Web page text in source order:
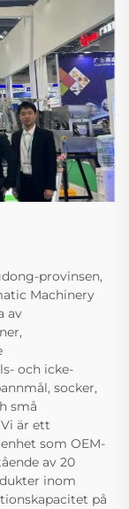
provinsen,
Machinery
av
och icke-
socker,
små
är ett
som OEM-
av 20
inom
på